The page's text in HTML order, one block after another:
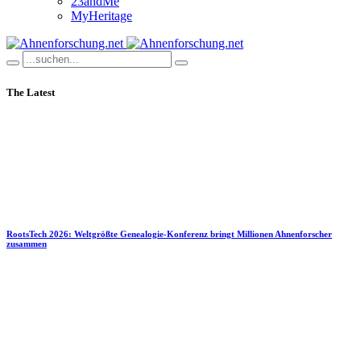
MyHeritage
The Latest
RootsTech 2026: Weltgrößte Genealogie-Konferenz bringt Millionen Ahnenforscher
zusammen